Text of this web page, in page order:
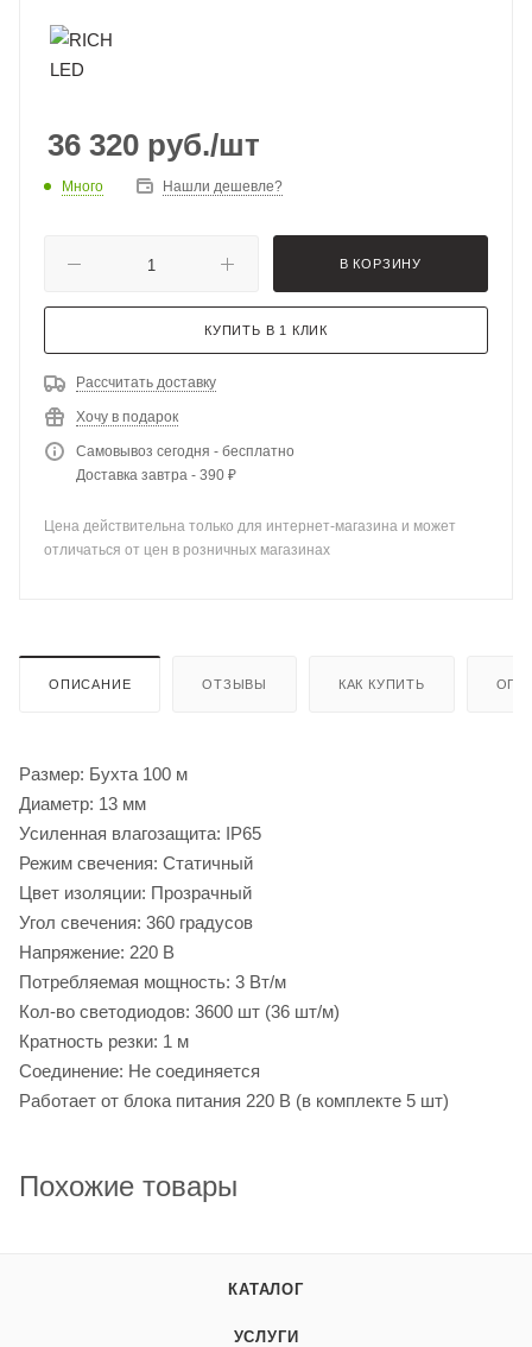
36 320 руб./шт
Много Нашли дешевле?
В КОРЗИНУ
КУПИТЬ В 1 КЛИК
Рассчитать доставку
Хочу в подарок
Самовывоз сегодня - бесплатно
Доставка завтра - 390 ₽
Цена действительна только для интернет-магазина и может
отличаться от цен в розничных магазинах
ОПИСАНИЕ ОТЗЫВЫ КАК КУПИТЬ
Размер: Бухта 100 м
Диаметр: 13 мм
Усиленная влагозащита: IP65
Режим свечения: Статичный
Цвет изоляции: Прозрачный
Угол свечения: 360 градусов
Напряжение: 220 В
Потребляемая мощность: 3 Вт/м
Кол-во светодиодов: 3600 шт (36 шт/м)
Кратность резки: 1 м
Соединение: Не соединяется
Работает от блока питания 220 В (в комплекте 5 шт)
Похожие товары
КАТАЛОГ
УСЛУГИ